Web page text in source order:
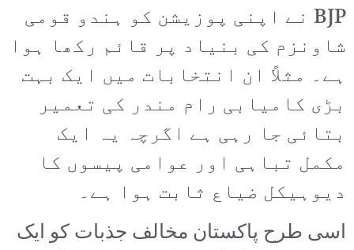
BJP نے اپنی پوزیشن کو ہندو قومی
شاونزم کی بنیاد پر قائم رکھا ہوا
ہے۔ مثلاً ان انتخابات میں ایک بہت
بڑی کامیابی رام مندر کی تعمیر
بتائی جا رہی ہے اگرچہ یہ ایک
مکمل تباہی اور عوامی پیسوں کا
دیوہیکل ضیاع ثابت ہوا ہے۔
اسی طرح پاکستان مخالف جذبات کو ایک